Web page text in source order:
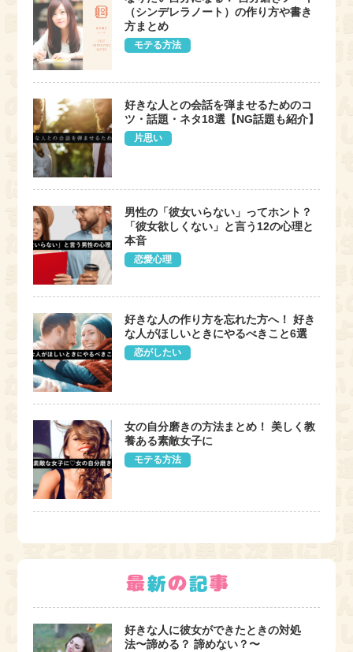
（シンデレラノート）の作り方や書き
方まとめ
モテる方法
好きな人との会話を弾ませるためのコ
ツ・話題・ネタ18選【NG話題も紹介】
片思い
男性の「彼女いらない」ってホント？
「彼女欲しくない」と言う12の心理と
本音
恋愛心理
好きな人の作り方を忘れた方へ！ 好き
な人がほしいときにやるべきこと6選
恋がしたい
女の自分磨きの方法まとめ！ 美しく教
養ある素敵女子に
モテる方法
好きな人に彼女ができたときの対処
法〜諦める？ 諦めない？〜